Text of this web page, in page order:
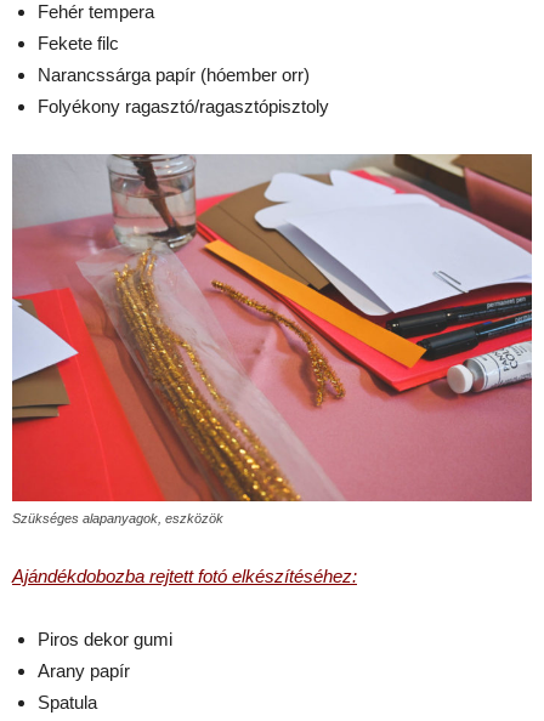
Fehér tempera
Fekete filc
Narancssárga papír (hóember orr)
Folyékony ragasztó/ragasztópisztoly
Szükséges alapanyagok, eszközök
Ajándékdobozba rejtett fotó elkészítéséhez:
Piros dekor gumi
Arany papír
Spatula